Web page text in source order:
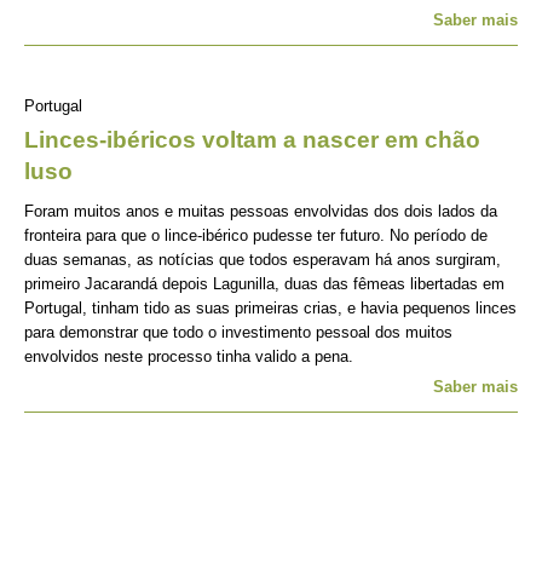
Saber mais
Portugal
Linces-ibéricos voltam a nascer em chão
luso
Foram muitos anos e muitas pessoas envolvidas dos dois lados da
fronteira para que o lince-ibérico pudesse ter futuro. No período de
duas semanas, as notícias que todos esperavam há anos surgiram,
primeiro Jacarandá depois Lagunilla, duas das fêmeas libertadas em
Portugal, tinham tido as suas primeiras crias, e havia pequenos linces
para demonstrar que todo o investimento pessoal dos muitos
envolvidos neste processo tinha valido a pena.
Saber mais